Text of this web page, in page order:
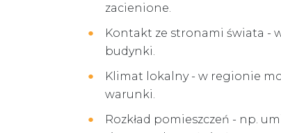
zacienione.
Kontakt ze stronami świata -
budynki.
Klimat lokalny - w regionie
warunki.
Rozkład pomieszczeń - np.